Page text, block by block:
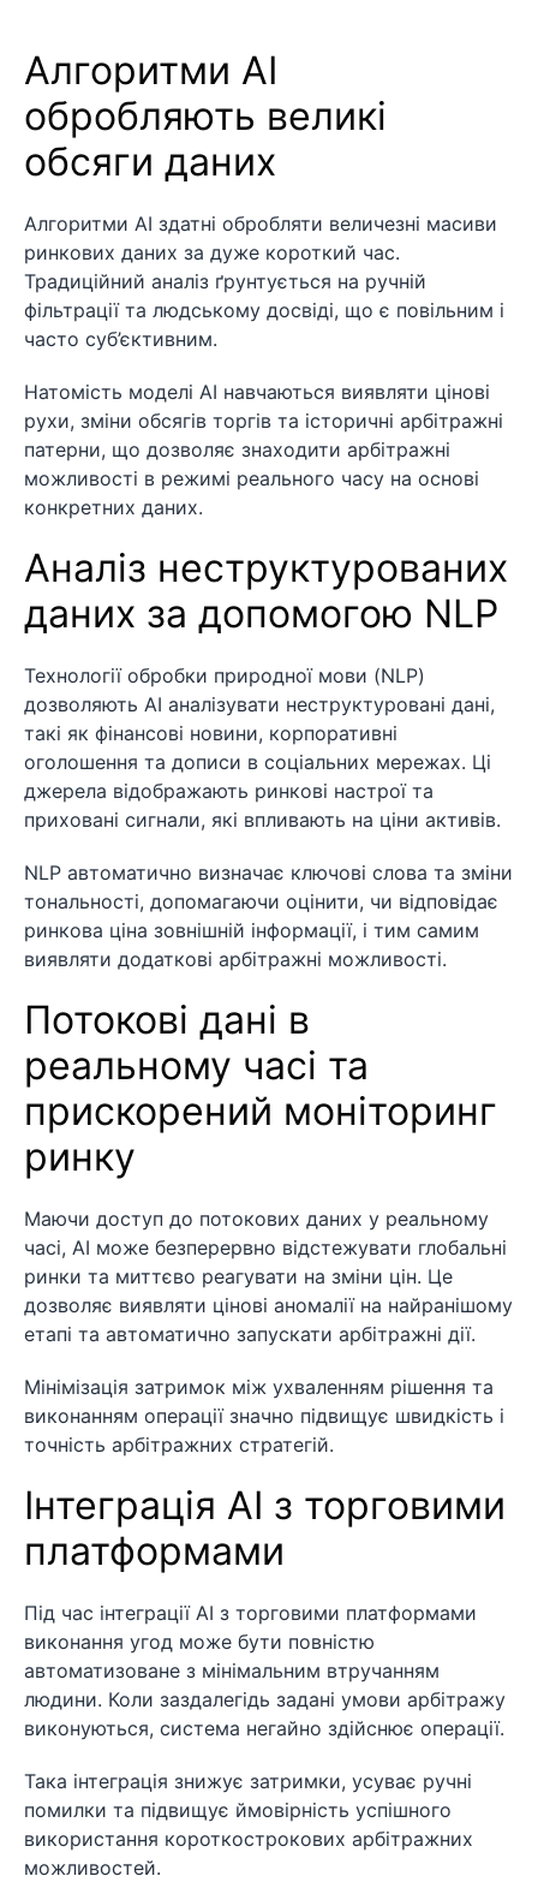
Алгоритми AI
обробляють великі
обсяги даних
Алгоритми AI здатні обробляти величезні масиви
ринкових даних за дуже короткий час.
Традиційний аналіз ґрунтується на ручній
фільтрації та людському досвіді, що є повільним і
часто суб’єктивним.
Натомість моделі AI навчаються виявляти цінові
рухи, зміни обсягів торгів та історичні арбітражні
патерни, що дозволяє знаходити арбітражні
можливості в режимі реального часу на основі
конкретних даних.
Аналіз неструктурованих
даних за допомогою NLP
Технології обробки природної мови (NLP)
дозволяють AI аналізувати неструктуровані дані,
такі як фінансові новини, корпоративні
оголошення та дописи в соціальних мережах. Ці
джерела відображають ринкові настрої та
приховані сигнали, які впливають на ціни активів.
NLP автоматично визначає ключові слова та зміни
тональності, допомагаючи оцінити, чи відповідає
ринкова ціна зовнішній інформації, і тим самим
виявляти додаткові арбітражні можливості.
Потокові дані в
реальному часі та
прискорений моніторинг
ринку
Маючи доступ до потокових даних у реальному
часі, AI може безперервно відстежувати глобальні
ринки та миттєво реагувати на зміни цін. Це
дозволяє виявляти цінові аномалії на найранішому
етапі та автоматично запускати арбітражні дії.
Мінімізація затримок між ухваленням рішення та
виконанням операції значно підвищує швидкість і
точність арбітражних стратегій.
Інтеграція AI з торговими
платформами
Під час інтеграції AI з торговими платформами
виконання угод може бути повністю
автоматизоване з мінімальним втручанням
людини. Коли заздалегідь задані умови арбітражу
виконуються, система негайно здійснює операції.
Така інтеграція знижує затримки, усуває ручні
помилки та підвищує ймовірність успішного
використання короткострокових арбітражних
можливостей.